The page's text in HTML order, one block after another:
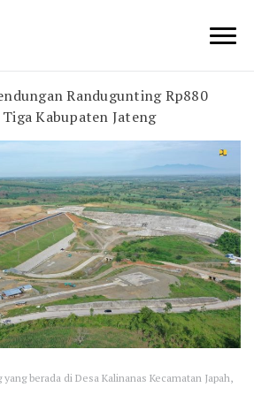
Randugunting Rp880
Kabupaten Jateng
berada di Desa Kalinanas Kecamatan Japah,